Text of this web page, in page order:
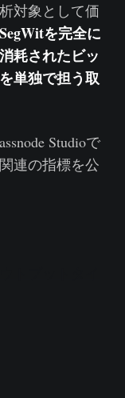
対象として価
を完全に
消耗されたビッ
単独で担う取
Studioで
連の指標を公